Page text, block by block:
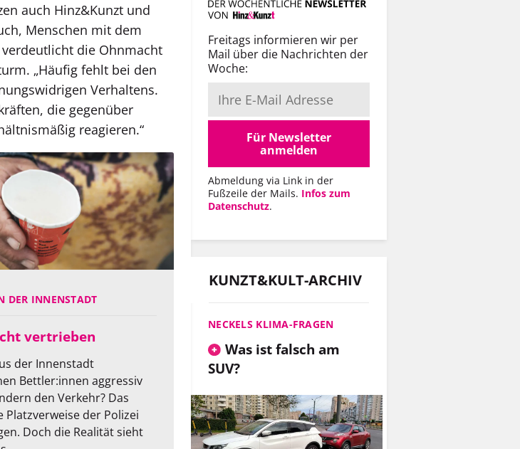
auch Hinz&Kunzt und
Menschen mit dem
die Ohnmacht
„Häufig fehlt bei den
Verhaltens.
die gegenüber
reagieren.“
DER INNENSTADT
vertrieben
der Innenstadt
Bettler:innen aggressiv
den Verkehr? Das
Platzverweise der Polizei
Doch die Realität sieht
Freitags informieren wir per
Mail über die Nachrichten der
Woche:
Für Newsletter
anmelden
Abmeldung via Link in der
Fußzeile der Mails. Infos zum
Datenschutz.
KUNZT&KULT-ARCHIV
NECKELS KLIMA-FRAGEN
Was ist falsch am
SUV?